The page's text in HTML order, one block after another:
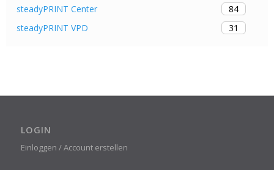
steadyPRINT Center
84
steadyPRINT VPD
31
LOGIN
Einloggen / Account erstellen